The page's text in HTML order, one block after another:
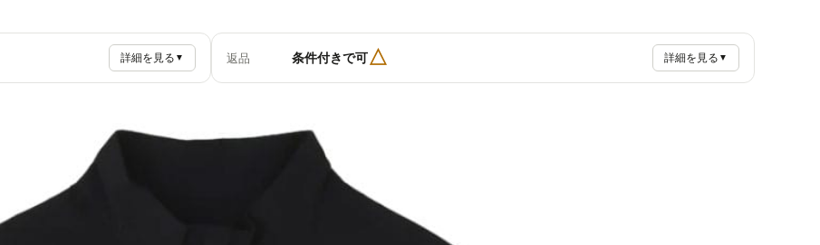
詳細を見る ▼ 返品 条件付きで可△ 詳細を見る ▼